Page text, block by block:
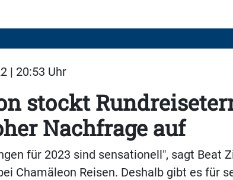
| 20:53 Uhr
stockt
Nachfrage auf
für 2023 sind sensationell", sagt Beat
Chamäleon Reisen. Deshalb gibt es für